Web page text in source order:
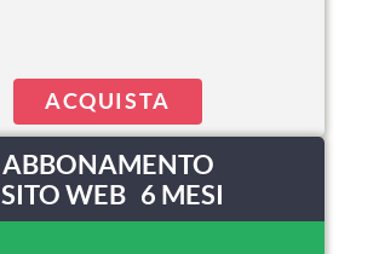
ACQUISTA
ABBONAMENTO
SITO WEB 6 MESI